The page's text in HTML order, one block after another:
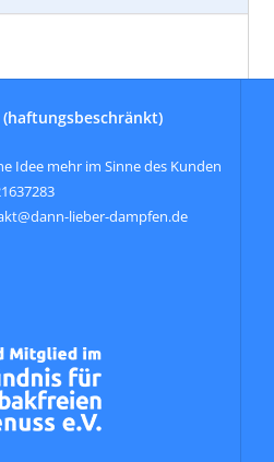
(haftungsbeschränkt)
Idee mehr im Sinne des Kunden
lieber-dampfen.de